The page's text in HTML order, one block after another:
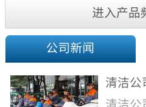
进入产品
公司新闻
清洁公
术方案